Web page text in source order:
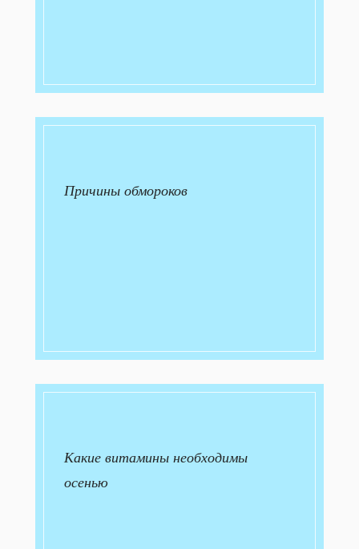
Причины обмороков
Какие витамины необходимы
осенью